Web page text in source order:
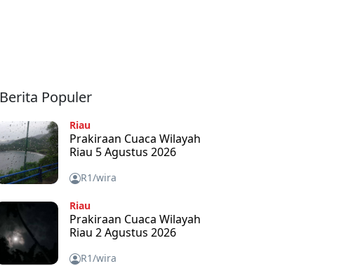
Berita Populer
Riau
Prakiraan Cuaca Wilayah
Riau 5 Agustus 2026
R1/wira
Riau
Prakiraan Cuaca Wilayah
Riau 2 Agustus 2026
R1/wira